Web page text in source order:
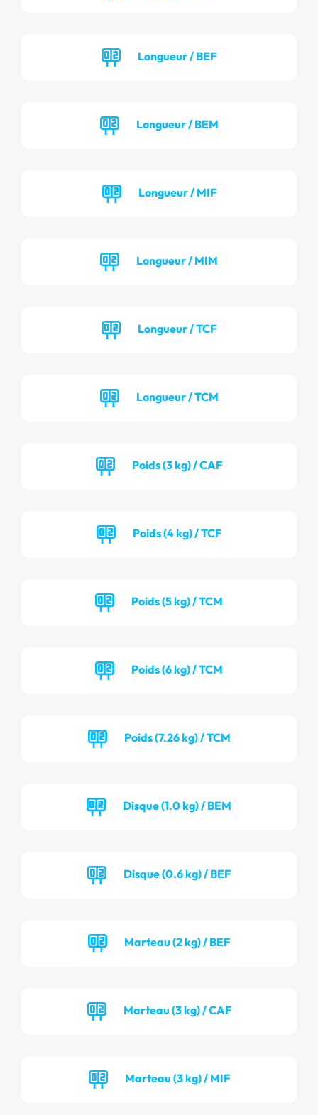
Longueur / BEF
Longueur / BEM
Longueur / MIF
Longueur / MIM
Longueur / TCF
Longueur / TCM
Poids (3 kg) / CAF
Poids (4 kg) / TCF
Poids (5 kg) / TCM
Poids (6 kg) / TCM
Poids (7.26 kg) / TCM
Disque (1.0 kg) / BEM
Disque (0.6 kg) / BEF
Marteau (2 kg) / BEF
Marteau (3 kg) / CAF
Marteau (3 kg) / MIF